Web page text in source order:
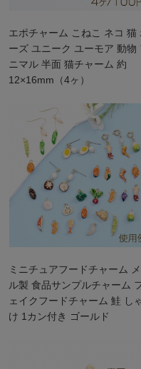
エポチャーム こねこ ネコ 猫
ーズ ユニーク ユーモア 動物
ニマル 半面 猫チャーム 約
12×16mm（4ヶ）
ミニチュアフードチャーム
ル製 食品サンプルチャーム
ェイクフードチャーム 鮭 しゃ
け 1カン付き ゴールド